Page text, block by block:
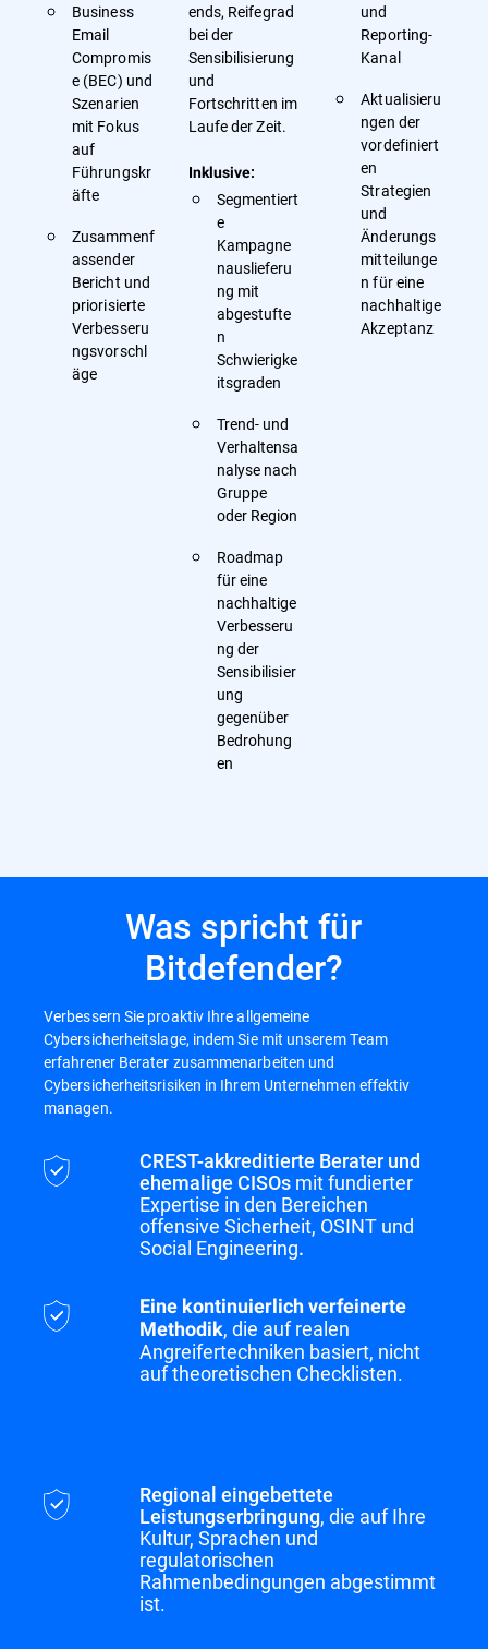
Business
Email
Compromis
e (BEC) und
Szenarien
mit Fokus
auf
Führungskr
äfte
Zusammenf
assender
Bericht und
priorisierte
Verbesseru
ngsvorschl
äge
ends, Reifegrad
bei der
Sensibilisierung
und
Fortschritten im
Laufe der Zeit.
Inklusive:
Segmentiert
e
Kampagne
nauslieferu
ng mit
abgestufte
n
Schwierigke
itsgraden
Trend- und
Verhaltensa
nalyse nach
Gruppe
oder Region
Roadmap
für eine
nachhaltige
Verbesseru
ng der
Sensibilisier
ung
gegenüber
Bedrohung
en
und
Reporting-
Kanal
Aktualisieru
ngen der
vordefiniert
en
Strategien
und
Änderungs
mitteilunge
n für eine
nachhaltige
Akzeptanz
Was spricht für
Bitdefender?
Verbessern Sie proaktiv Ihre allgemeine
Cybersicherheitslage, indem Sie mit unserem Team
erfahrener Berater zusammenarbeiten und
Cybersicherheitsrisiken in Ihrem Unternehmen effektiv
managen.
CREST-akkreditierte Berater und
ehemalige CISOs mit fundierter
Expertise in den Bereichen
offensive Sicherheit, OSINT und
Social Engineering.
Eine kontinuierlich verfeinerte
Methodik, die auf realen
Angreifertechniken basiert, nicht
auf theoretischen Checklisten.
Regional eingebettete
Leistungserbringung, die auf Ihre
Kultur, Sprachen und
regulatorischen
Rahmenbedingungen abgestimmt
ist.